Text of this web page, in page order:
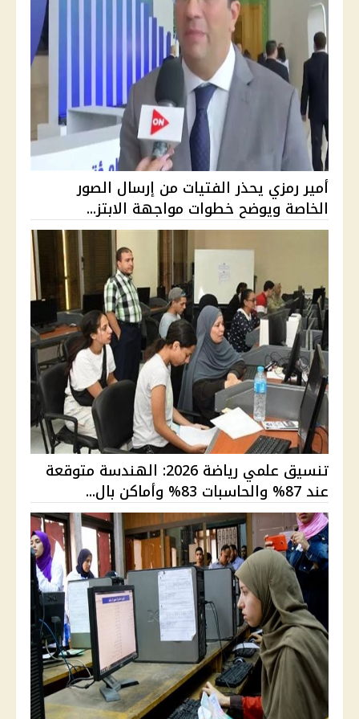
أمير رمزي يحذر الفتيات من إرسال الصور
الخاصة ويوضح خطوات مواجهة الابتز...
تنسيق علمي رياضة 2026: الهندسة متوقعة
عند 87% والحاسبات 83% وأماكن بال...